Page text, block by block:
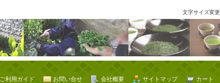
文字サイズ変更
カート
サイトマップ
会社概要
お問い合せ
ご利用ガイド